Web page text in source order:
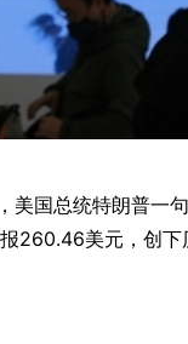
国总统特朗普一
报260.46美元，创